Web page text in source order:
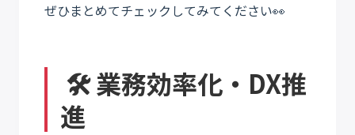
ぜひまとめてチェックしてみてください👀
🛠 業務効率化・DX推
進